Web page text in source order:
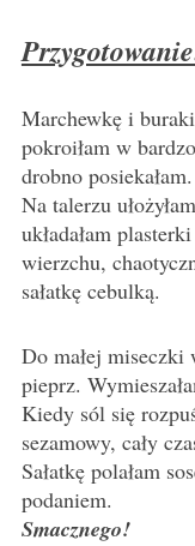
Marchewkę i
pokroiłam w
drobno posiekałam.
Na talerzu
układałam
wierzchu,
sałatkę cebulką.
Do małej miseczki
pieprz.
Kiedy sól się
sezamowy, cały
Sałatkę polałam
podaniem.
Smacznego!